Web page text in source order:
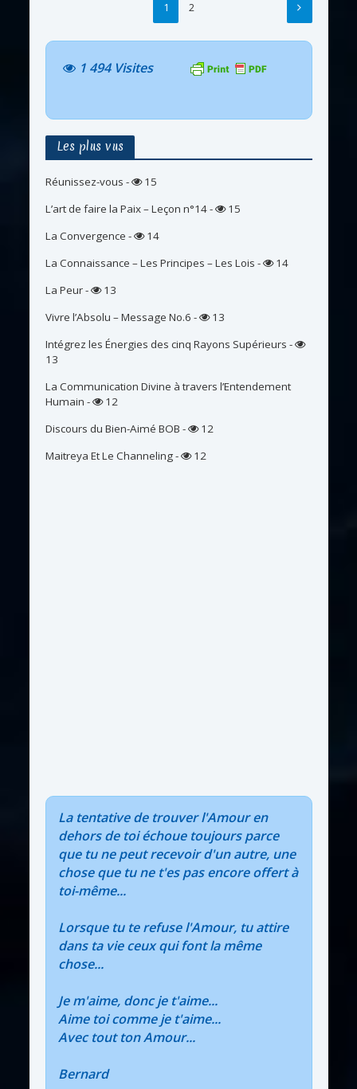
1 2
1 494 Visites
Les plus vus
Réunissez-vous -
15
L’art de faire la Paix – Leçon n°14-
15
La Convergence -
14
La Connaissance – Les Principes – Les Lois -
14
La Peur-
13
Vivre l’Absolu – Message No.6 -
13
Intégrez les Énergies des cinq Rayons Supérieurs -
13
La Communication Divine à travers l’Entendement
Humain -
12
Discours du Bien-Aimé BOB -
12
Maitreya Et Le Channeling- 12
La tentative de trouver l'Amour en
dehors de toi échoue toujours parce
que tu ne peut recevoir d'un autre, une
chose que tu ne t'es pas encore offert à
toi-même...
Lorsque tu te refuse l'Amour, tu attire
dans ta vie ceux qui font la même
chose...
Je m'aime, donc je t'aime...
Aime toi comme je t'aime...
Avec tout ton Amour...
Bernard